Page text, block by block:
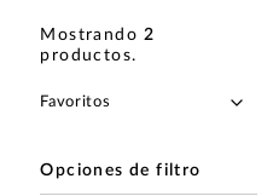
Mostrando2
productos.
Opciones de filtro